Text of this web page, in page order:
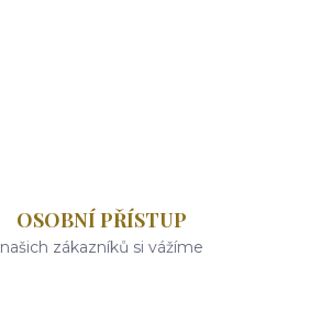
OSOBNÍ PŘÍSTUP
našich zákazníků si vážíme